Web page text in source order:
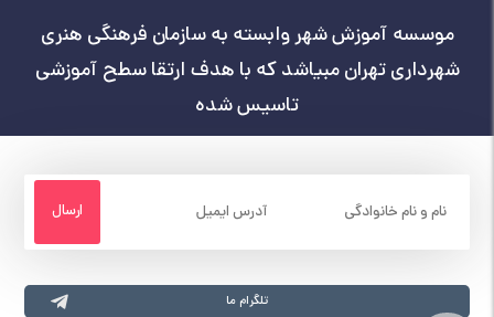
موسسه آموزش شهر وابسته به سازمان فرهنگی هنری
شهرداری تهران مبیاشد که با هدف ارتقا سطح آموزشی
تاسیس شده
تلگرام ما